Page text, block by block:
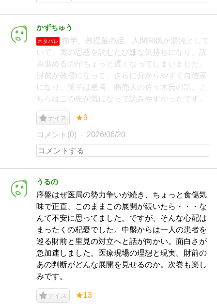
かずちゅう
ネタバレ
前半、教授選の話。人間関係が混沌として
いて、裏の思惑を読むたび嫌な気持ちになり、読
み進めるのがちょっと遅くなってしまいました。
財前が教授になって、さらに分かりやすく自信家
になり、後半は患者、商売人の佐々木氏の話。こ
ちらはこの先が気になって読みやすかったです。
ナイス ★9
コメント(0) 2026/06/20
うるの
序盤はぜ医局の勢力争いが続き、ちょっと食傷気
味で正直、このままこの展開が続いたら・・・な
んて不安に思ってました。ですが、そんな心配は
まったくの杞憂でした。中盤からは一人の患者を
巡る財前と里見の対立へと話が向かい。面白さが
急加速しました。医療現場の理想と現実。財前の
あの判断がどんな展開を見せるのか。次巻も楽し
みです。
ナイス ★13